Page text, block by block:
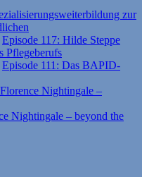
zur
Episode 117: Hilde Steppe
Pflegeberufs
Episode 111: Das BAPID-
Nightingale –
Nightingale – beyond the